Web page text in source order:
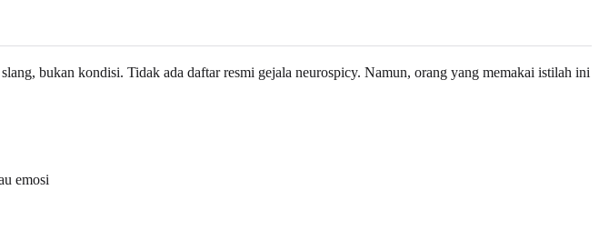
bukan kondisi. Tidak ada daftar resmi gejala neurospicy. Namun, orang yang memakai istilah ini
emosi